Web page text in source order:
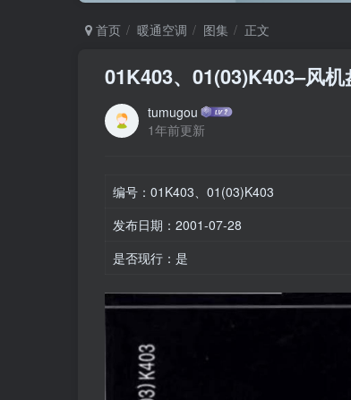
首页 暖通空调 图集 正文
01K403、01(03)K403–风机
tumugou
1年前更新
编号：01K403、01(03)K403
发布日期：2001-07-28
是否现行：是